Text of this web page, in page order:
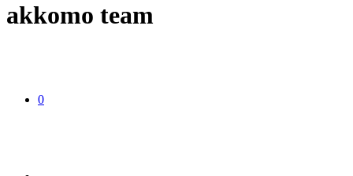
akkomo team
0